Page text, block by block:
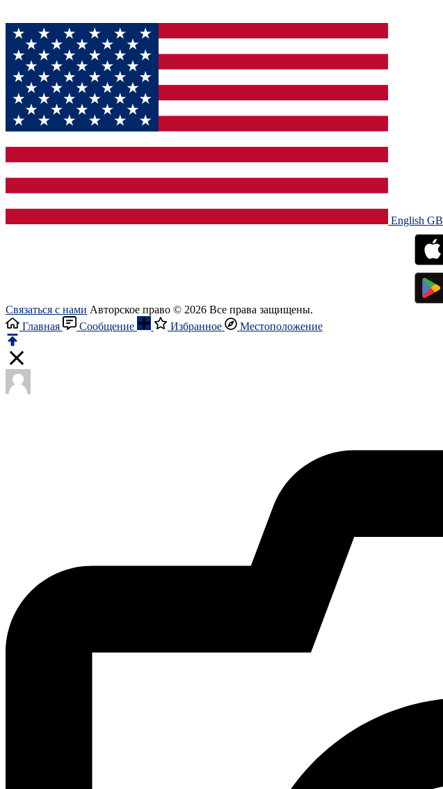
English GB‎
Связаться с нами Авторское право © 2026 Все права защищены.
Главная
Сообщение Избранное Местоположение